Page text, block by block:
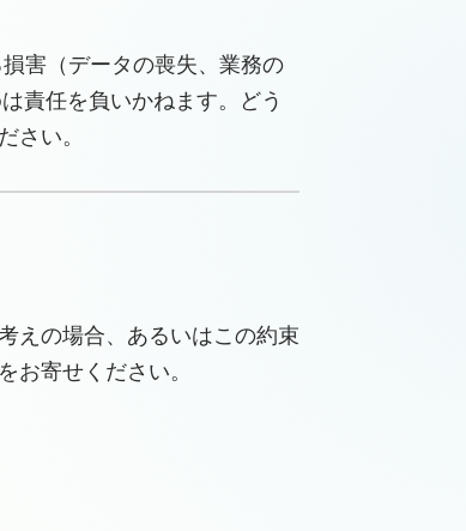
害（データの喪失、業務の
責任を負いかねます。どう
さい。
えの場合、あるいはこの約束
お寄せください。